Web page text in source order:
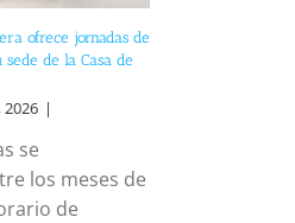
ofrece jornadas de
de la Casa de
2026 |
se
los meses de
de